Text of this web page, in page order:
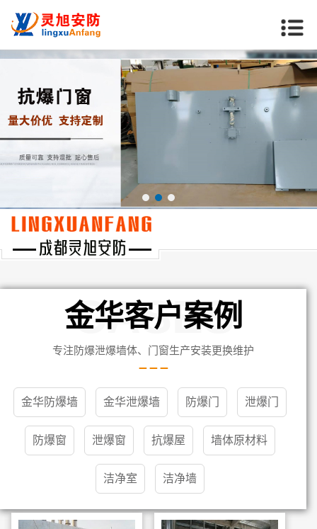
当前位置：首页>>金华客户案例
金华客户案例
CASES
专注防爆泄爆墙体、门窗生产安装更换维护
金华防爆墙 金华泄爆墙 防爆门 泄爆门
防爆窗 泄爆窗 抗爆屋 墙体原材料
洁净室 洁净墙